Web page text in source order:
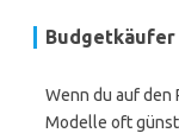
Budgetkäufer
Wenn du auf den
Modelle oft